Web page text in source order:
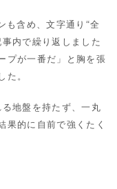
も含め、文字通り“全
内で繰り返しました
プが一番だ」と胸を張
た。
地盤を持たず、一丸
果的に自前で強くたく